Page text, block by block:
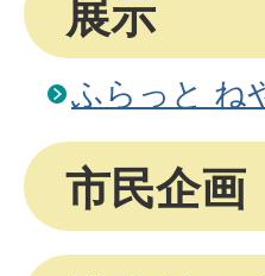
展示
ふらっと ね
市民企画